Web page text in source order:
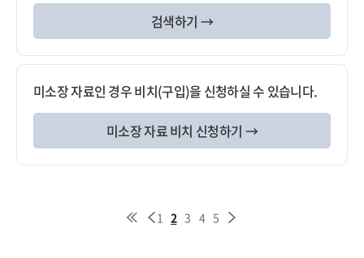
검색하기 →
미소장 자료인 경우 비치(구입)을 신청하실 수 있습니다.
미소장 자료 비치 신청하기 →
1 2 3 4 5